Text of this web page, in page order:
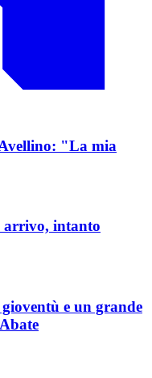
"La mia
arrivo, intanto
e un grande